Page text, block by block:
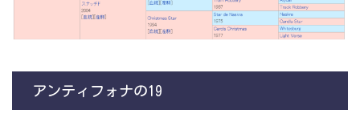
アンティフォナの19